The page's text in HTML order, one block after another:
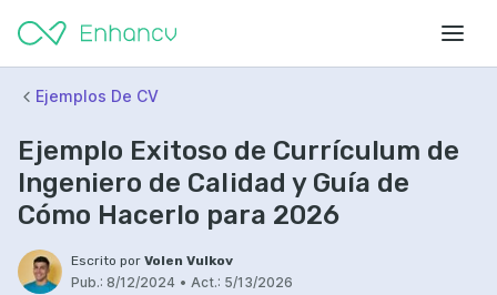
Ejemplos De CV
Ejemplo Exitoso de Currículum de
Ingeniero de Calidad y Guía de
Cómo Hacerlo para 2026
Escrito por Volen Vulkov
Pub.: 8/12/2024 • Act.: 5/13/2026